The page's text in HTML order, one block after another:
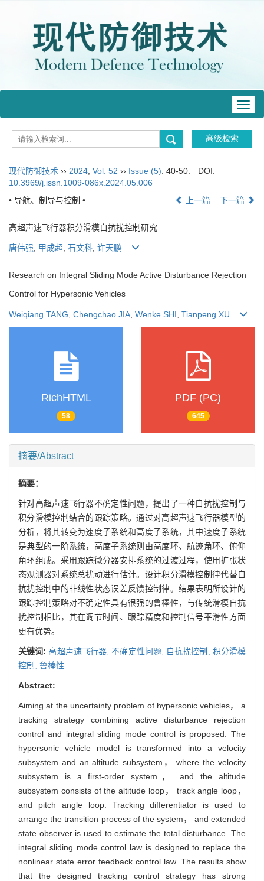
现代防御技术 ›› 2024 Vol. 52 ›› Issue (5): 40-50.
DOI:
10.3969/j.issn.1009-086x.2024.05.006
• 导航、制导与控制 •
上一篇 下一篇
高超声速飞行器积分滑模自抗扰控制研究
唐伟强, 甲成超, 石文科, 许天鹏
Research on Integral Sliding Mode Active Disturbance Rejection
Control for Hypersonic Vehicles
Weiqiang TANG Chengchao JIA Wenke SHI Tianpeng XU
RichHTML
58
PDF (PC)
645
摘要/Abstract
摘要：
针对高超声速飞行器不确定性问题，提出了一种自抗扰控制与
积分滑模控制结合的跟踪策略。通过对高超声速飞行器模型的
分析，将其转变为速度子系统和高度子系统，其中速度子系统
是典型的一阶系统，高度子系统则由高度环、航迹角环、俯仰
角环组成。采用跟踪微分器安排系统的过渡过程，使用扩张状
态观测器对系统总扰动进行估计。设计积分滑模控制律代替自
抗扰控制中的非线性状态误差反馈控制律。结果表明所设计的
跟踪控制策略对不确定性具有很强的鲁棒性，与传统滑模自抗
扰控制相比，其在调节时间、跟踪精度和控制信号平滑性方面
更有优势。
关键词:高超声速飞行器,不确定性问题, 自抗扰控制, 积分滑模
控制, 鲁棒性
Abstract:
Aiming at the uncertainty problem of hypersonic vehicles， a
tracking strategy combining active disturbance rejection
control and integral sliding mode control is proposed. The
hypersonic vehicle model is transformed into a velocity
subsystem and an altitude subsystem， where the velocity
subsystem is a first-order system， and the altitude
subsystem consists of the altitude loop， track angle loop，
and pitch angle loop. Tracking differentiator is used to
arrange the transition process of the system， and extended
state observer is used to estimate the total disturbance. The
integral sliding mode control law is designed to replace the
nonlinear state error feedback control law. The results show
that the designed tracking control strategy has strong